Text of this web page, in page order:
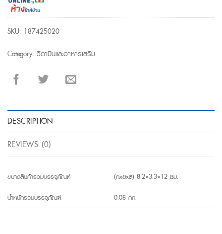
SKU: 187425020
Category: วิตามินและอาหารเสริม
DESCRIPTION
REVIEWS (0)
ขนาดสินค้ารวมบรรจุภัณฑ์
(กxยxส) 8.2×3.3×12 ซม.
น้ำหนักรวมบรรจุภัณฑ์
0.08 กก.